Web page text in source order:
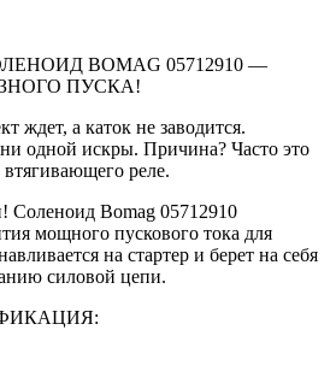
BOMAG 05712910 —
ПУСКА!
ждет, а каток не заводится.
одной искры. Причина? Часто это
реле.
Соленоид Bomag 05712910
мощного пускового тока для
на стартер и берет на себя
силовой цепи.